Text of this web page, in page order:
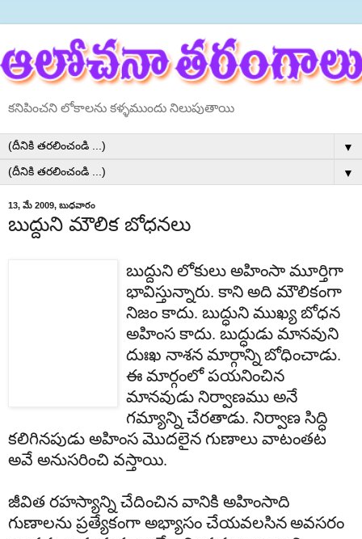
కనిపించని లోకాలను కళ్ళముందు నిలుపుతాయి
▼
▼
13, మే 2009, బుధవారం
బుద్దుని మౌలిక బోధనలు
బుద్దునిలోకులుఅహింసామూర్తిగా
భావిస్తున్నారు. కానిఅది మౌలికంగా
నిజంకాదు. బుద్ధునిముఖ్యబోధన
అహింసకాదు. బుద్ధుడుమానవుని
దుఃఖ నాశనమార్గాన్నిబోధించాడు.
ఈమార్గంలోపయనించిన
మానవుడునిర్వాణముఅనే
గమ్యాన్నిచేరతాడు. నిర్వాణసిద్ధి
కలిగినపుడుఅహింసమొదలైనగుణాలువాటంతట
అవే అనుసరించి వస్తాయి.
జీవితరహస్యాన్నిచేదించినవానికి అహింసాది
గుణాలనుప్రత్యేకంగాఅభ్యాసంచేయవలసినఅవసరం